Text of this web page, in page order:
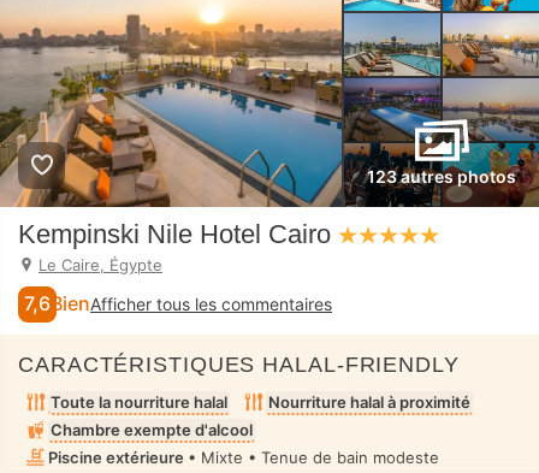
123 autres photos
Kempinski Nile Hotel Cairo
Le Caire, Égypte
7,6 BienAfficher tous les commentaires
CARACTÉRISTIQUES HALAL-FRIENDLY
Toute la nourriture halal
Nourriture halal à proximité
Chambre exempte d'alcool
Piscine extérieure • Mixte • Tenue de bain modeste